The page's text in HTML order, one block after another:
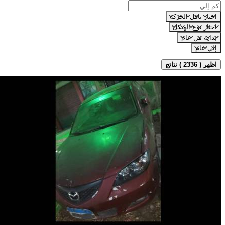
اختار ناقل الحركة
اختار نوع الهيكل
بداية من عام
إلي عام
اظهر ( 2336 ) نتائج